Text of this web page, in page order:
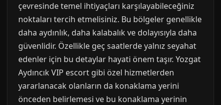
çevresinde temel ihtiyaçları karşılayabileceğiniz
noktaları tercih etmelisiniz. Bu bölgeler genellikle
daha aydınlık, daha kalabalık ve dolayısıyla daha
güvenlidir. Özellikle geç saatlerde yalnız seyahat
edenler için bu detaylar hayati önem taşır. Yozgat
Aydıncık VIP escort gibi özel hizmetlerden
yararlanacak olanların da konaklama yerini
önceden belirlemesi ve bu konaklama yerinin